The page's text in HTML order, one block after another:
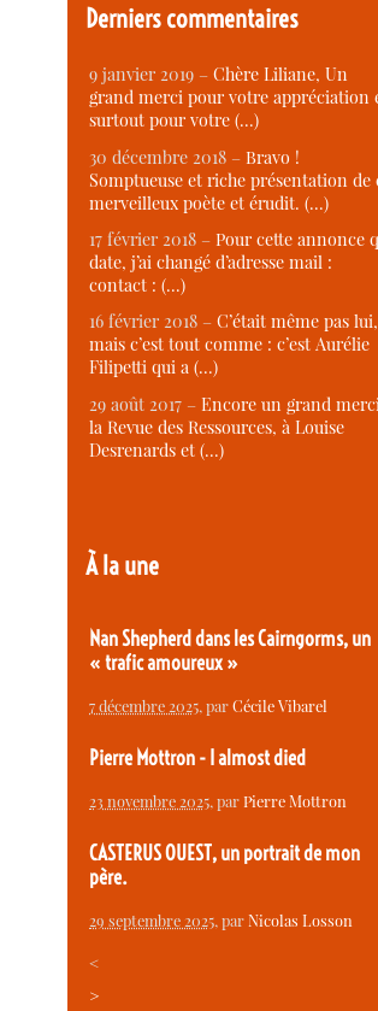
Derniers commentaires
9 janvier 2019 –Chère Liliane, Un
grand merci pour votre appréciation
surtout pour votre (…)
30 décembre 2018 –Bravo !
Somptueuse et riche présentation de
merveilleux poète et érudit. (…)
17 février 2018 –Pour cette annonce
date, j’ai changé d’adresse mail :
contact : (…)
16 février 2018 –C’était même pas lui,
mais c’est tout comme : c’est Aurélie
Filipetti qui a (…)
29 août 2017 –Encore un grand
la Revue des Ressources, à Louise
Desrenards et (…)
À la une
Nan Shepherd dans les Cairngorms, un
« trafic amoureux »
7 décembre 2025, parCécile Vibarel
Pierre Mottron - I almost died
23 novembre 2025, parPierre Mottron
CASTERUS OUEST, un portrait de mon
père.
29 septembre 2025, parNicolas Losson
<
>